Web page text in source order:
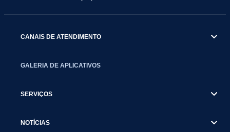
CANAIS DE ATENDIMENTO
GALERIA DE APLICATIVOS
SERVIÇOS
NOTÍCIAS